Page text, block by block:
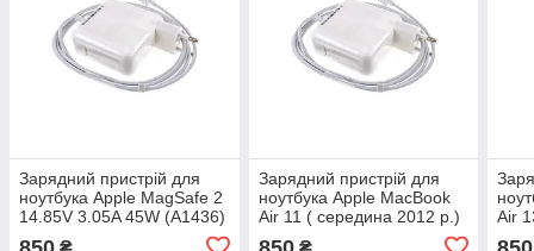
Зарядний пристрій для
ноутбука Apple MagSafe 2
14.85V 3.05A 45W (A1436)
Зарядний пристрій для
ноутбука Apple MacBook
Air 11 ( середина 2012 р.)
Air